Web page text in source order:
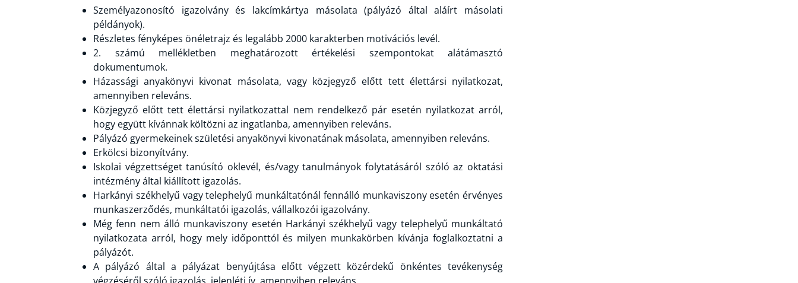
Személyazonosító igazolvány és lakcímkártya másolata (pályázó által aláírt másolati
példányok).
Részletes fényképes önéletrajz és legalább 2000 karakterben motivációs levél.
2. számú mellékletben meghatározott értékelési szempontokat alátámasztó
dokumentumok.
Házassági anyakönyvi kivonat másolata, vagy közjegyző előtt tett élettársi nyilatkozat,
amennyiben releváns.
Közjegyző előtt tett élettársi nyilatkozattal nem rendelkező pár esetén nyilatkozat arról,
hogy együtt kívánnak költözni az ingatlanba, amennyiben releváns.
Pályázó gyermekeinek születési anyakönyvi kivonatának másolata, amennyiben releváns.
Erkölcsi bizonyítvány.
Iskolai végzettséget tanúsító oklevél, és/vagy tanulmányok folytatásáról szóló az oktatási
intézmény által kiállított igazolás.
Harkányi székhelyű vagy telephelyű munkáltatónál fennálló munkaviszony esetén érvényes
munkaszerződés, munkáltatói igazolás, vállalkozói igazolvány.
Még fenn nem álló munkaviszony esetén Harkányi székhelyű vagy telephelyű munkáltató
nyilatkozata arról, hogy mely időponttól és milyen munkakörben kívánja foglalkoztatni a
pályázót.
A pályázó által a pályázat benyújtása előtt végzett közérdekű önkéntes tevékenység